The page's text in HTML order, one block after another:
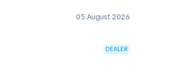
05 August 2026
DEALER